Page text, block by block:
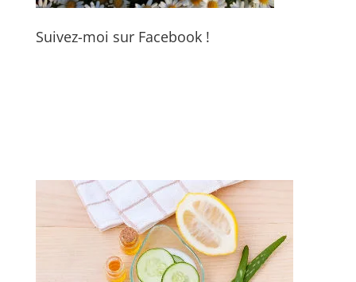
Suivez-moi sur Facebook !